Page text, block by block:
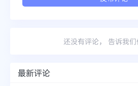
还没有评论， 告诉我
最新评论